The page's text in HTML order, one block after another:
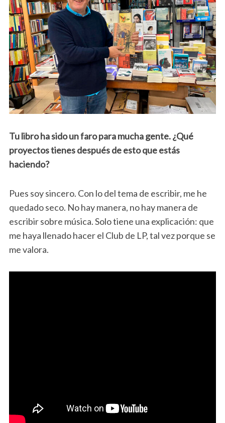
Tu libro ha sido un faro para mucha gente. ¿Qué
proyectos tienes después de esto que estás
haciendo?
Pues soy sincero. Con lo del tema de escribir, me he
quedado seco. No hay manera, no hay manera de
escribir sobre música. Solo tiene una explicación: que
me haya llenado hacer el Club de LP, tal vez porque se
me valora.